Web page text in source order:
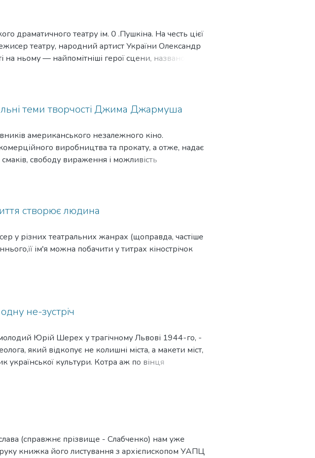
драматичного театру ім. 0 .Пушкіна. На честь цієї
театру, народний артист України Олександр
на ньому — найпомітніші герої сцени, названої
теми творчості Джима Джармуша
американського незалежного кіно.
виробництва та прокату, а отже, надає
свободу вираження і можливість
створює людина
у різних театральних жанрах (щоправда, частіше
ім'я можна побачити у титрах кінострічок
не-зустріч
молодий Юрій Шерех у трагічному Львові 1944-го, -
який відкопує не колишні міста, а макети міст,
української культури. Котра аж по вінця
і колективних. Руїни тих чи тих у ній
"меморію" у монументальних і, попри певні
нашого київського земляка Іллі Еренбурга "Люди,
(справжнє прізвище - Слабченко) нам уже
книжка його листування з архієпископом УАПЦ